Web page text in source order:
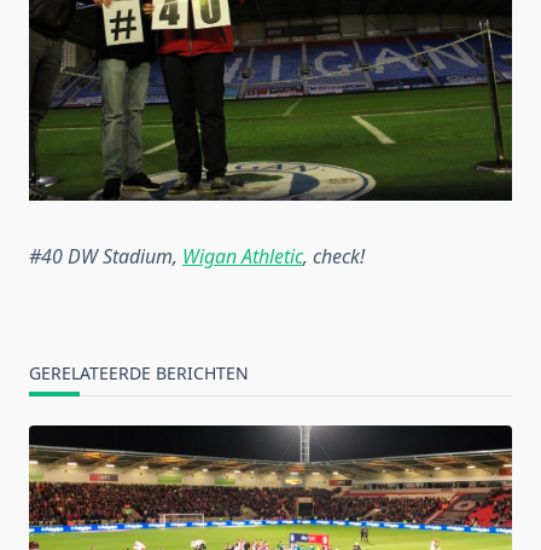
#40 DW Stadium, Wigan Athletic, check!
GERELATEERDE BERICHTEN